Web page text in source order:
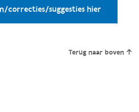
correcties/suggesties hier
Terug naar boven